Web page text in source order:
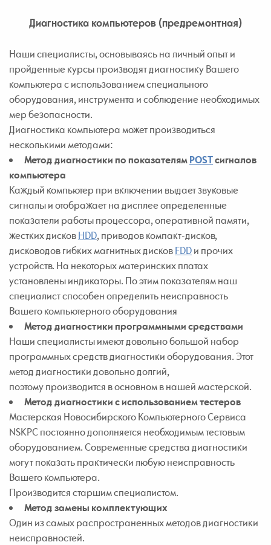
Диагностика компьютеров (предремонтная)
Наши специалисты, основываясь на личный опыт и
пройденные курсы производят диагностику Вашего
компьютера с использованием специального
оборудования, инструмента и соблюдение необходимых
мер безопасности.
Диагностика компьютера может производиться
несколькими методами:
Метод диагностики по показателямPOSTсигналов
компьютера
Каждый компьютер при включении выдает звуковые
сигналы и отображает на дисплее определенные
показатели работы процессора, оперативной памяти,
жестких дисковHDD, приводов компакт-дисков,
дисководов гибких магнитных дисковFDDи прочих
устройств. На некоторых материнских платах
установлены индикаторы. По этим показателям наш
специалист способен определить неисправность
Вашего компьютерного оборудования
Метод диагностики программными средствами
Наши специалисты имеют довольно большой набор
программных средств диагностики оборудования. Этот
метод диагностики довольно долгий,
поэтому производится в основном в нашей мастерской.
Метод диагностики с использованием тестеров
Мастерская Новосибирского Компьютерного Сервиса
NSKPC постоянно дополняется необходимым тестовым
оборудованием. Современные средства диагностики
могут показать практически любую неисправность
Вашего компьютера.
Производится старшим специалистом.
Метод замены комплектующих
Один из самых распространенных методов диагностики
неисправностей.